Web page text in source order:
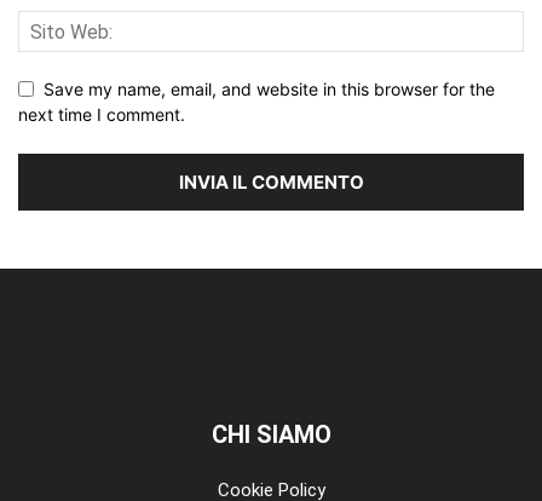
Save my name, email, and website in this browser for the
next time I comment.
CHI SIAMO
Cookie Policy